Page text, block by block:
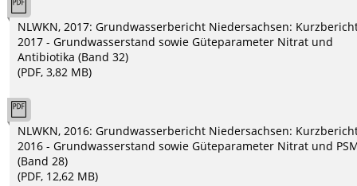
NLWKN, 2017: Grundwasserbericht Niedersachsen:
2017 - Grundwasserstand sowie Güteparameter Nitrat und
Antibiotika (Band 32)
(PDF, 3,82 MB)
NLWKN, 2016: Grundwasserbericht Niedersachsen:
2016 - Grundwasserstand sowie Güteparameter Nitrat und
(Band 28)
(PDF, 12,62 MB)